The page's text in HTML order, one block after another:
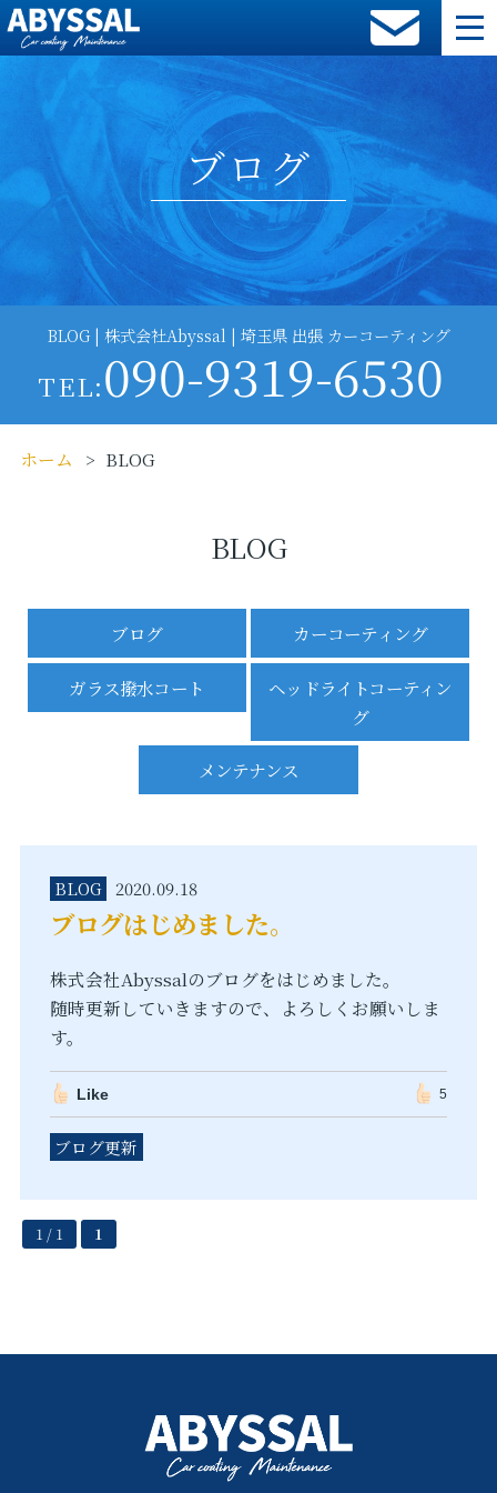
ブログ
BLOG | 株式会社Abyssal | 埼玉県 出張 カーコーティング
TEL:090-9319-6530
ホーム BLOG
BLOG
ブログ カーコーティング
ガラス撥水コート
ヘッドライトコーティン
グ
メンテナンス
BLOG 2020.09.18
ブログはじめました。
株式会社Abyssalのブログをはじめました。
随時更新していきますので、よろしくお願いしま
す。
Like 5
ブログ更新
1 / 1 1